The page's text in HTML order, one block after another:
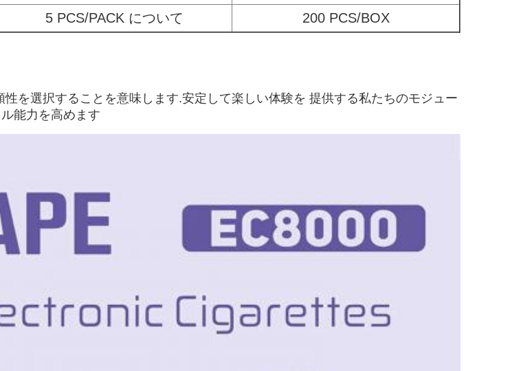
5 PCS/PACK について 200 PCS/BOX
を選択することを意味します.安定して楽しい体験を 提供する私たちのモジュー
能力を高めます